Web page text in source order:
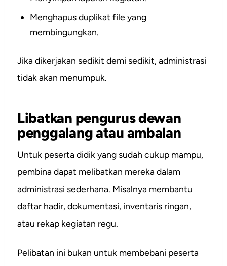
Menghapus duplikat file yang
membingungkan.
Jika dikerjakan sedikit demi sedikit, administrasi
tidak akan menumpuk.
Libatkan pengurus dewan
penggalang atau ambalan
Untuk peserta didik yang sudah cukup mampu,
pembina dapat melibatkan mereka dalam
administrasi sederhana. Misalnya membantu
daftar hadir, dokumentasi, inventaris ringan,
atau rekap kegiatan regu.
Pelibatan ini bukan untuk membebani peserta